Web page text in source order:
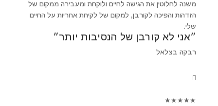
משנה לחלוטין את הגישה לחיים ולוקחת ומעבירה ממקום של
הזדהות והפיכה לקורבן, למקום של לקיחת אחריות על החיים
שלי.
״אני לא קורבן של הנסיבות יותר״
רבקה בצלאל
★
★
★
★
★